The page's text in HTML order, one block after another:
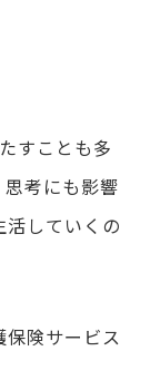
すことも多
考にも影響
していくの
険サービス